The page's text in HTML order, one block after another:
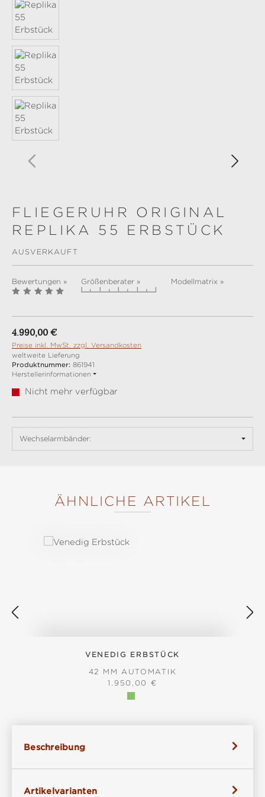
FLIEGERUHR ORIGINAL
REPLIKA 55 ERBSTÜCK
AUSVERKAUFT
Bewertungen » Größenberater » Modellmatrix »
Regulärer Preis:
4.990,00 €
Preise inkl. MwSt. zzgl. Versandkosten
weltweite Lieferung
Produktnummer: 861941
Herstellerinformationen
Nicht mehr verfügbar
Wechselarmbänder:
ÄHNLICHE ARTIKEL
VENEDIG ERBSTÜCK
42 MM AUTOMATIK
REGULÄRER PREIS:
1.950,00 €
Beschreibung
Artikelvarianten